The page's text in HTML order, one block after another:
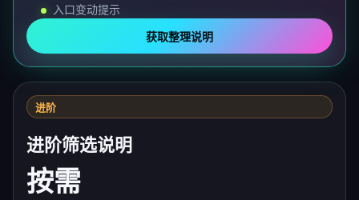
入口变动提示
获取整理说明
进阶
进阶筛选说明
按需